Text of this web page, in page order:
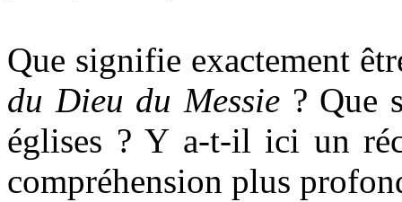
Que signifie exactement
du Dieu du Messie? Que
églises ? Y a-t-il ici un
compréhension plus